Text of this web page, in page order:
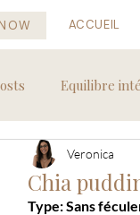
ACCUEIL
Equilibre
saines
Chia
Veronica
Type: Sans